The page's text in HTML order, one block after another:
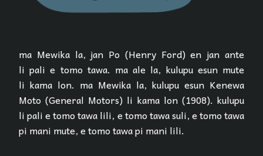
ma Mewika la, jan Po (Henry Ford) en jan ante
li pali e tomo tawa. ma ale la, kulupu esun mute
li kama lon. ma Mewika la, kulupu esun Kenewa
Moto (General Motors) li kama lon (1908). kulupu
li pali e tomo tawa lili, e tomo tawa suli, e tomo tawa
pi mani mute, e tomo tawa pi mani lili.